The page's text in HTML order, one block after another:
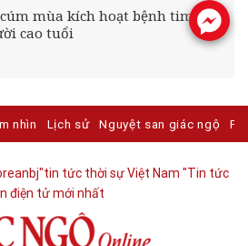
cúm mùa kích hoạt bệnh tim
cao tuổi
nhìn Lịch sử Nguyệt san giác ngộ
"tin tức thời sự Việt Nam "Tin tức
điện tử mới nhất​
.